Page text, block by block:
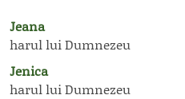
Jeana
harul lui Dumnezeu
Jenica
harul lui Dumnezeu